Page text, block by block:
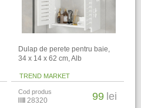
Dulap de perete pentru baie,
34 x 14 x 62 cm​, Alb
TREND MARKET
Cod produs
28320 99 lei